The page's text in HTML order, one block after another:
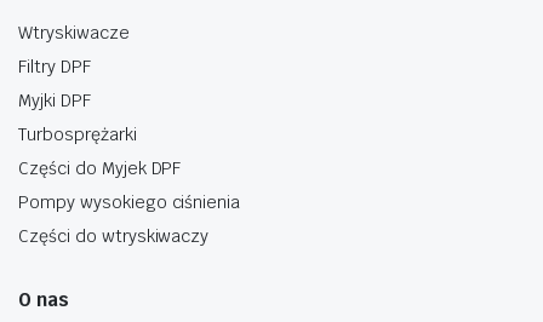
Wtryskiwacze
Filtry DPF
Myjki DPF
Turbosprężarki
Części do Myjek DPF
Pompy wysokiego ciśnienia
Części do wtryskiwaczy
O nas